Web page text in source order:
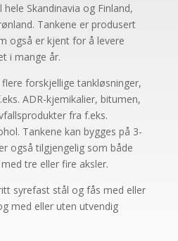
Skandinavia og Finland,
Tankene er produsert
også er kjent for å levere
i mange år.
forskjellige tankløsninger,
ADR-kjemikalier, bitumen,
fra f.eks.
Tankene kan bygges på 3-
også tilgjengelig som både
tre eller fire aksler.
syrefast stål og fås med eller
med eller uten utvendig